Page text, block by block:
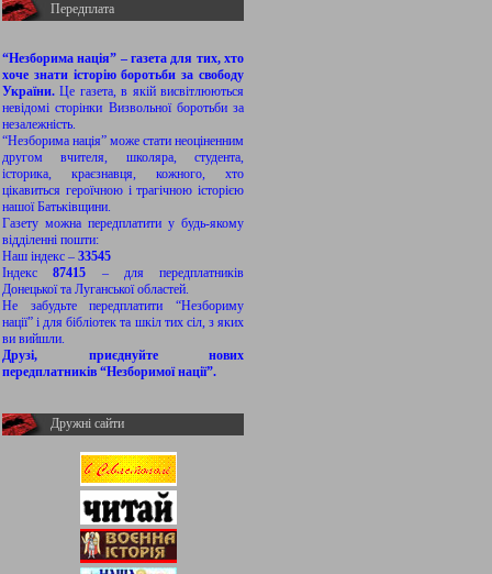
Передплата
“Незборима нація” – газета для тих, хто
хоче знати історію боротьби за свободу
України.Це газета, в якій висвітлюються
невідомі сторінки Визвольної боротьби за
незалежність.
“Незборима нація” може стати неоціненним
другом вчителя, школяра, студента,
історика, краєзнавця, кожного, хто
цікавиться героїчною і трагічною історією
нашої Батьківщини.
Газету можна передплатити у будь-якому
відділенні пошти:
Наш індекс – 33545
Індекс87415 – для передплатників
Донецької та Луганської областей.
Не забудьте передплатити “Незбориму
нації” і для бібліотек та шкіл тих сіл, з яких
ви вийшли.
Друзі, приєднуйте нових
передплатників “Незборимої нації”.
Дружні сайти